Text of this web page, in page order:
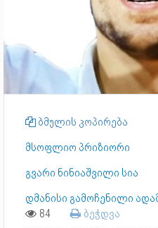
ბმულის კოპირება
მსოფლიო პრიზიორი
გვარი ნინიაშვილი სია
დმანისი გამოჩენილი
84 ბეჭდვა